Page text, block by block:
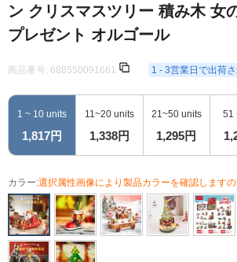
ン クリスマスツリー 積み木 女
プレゼント オルゴール
商品番号: 688550091661 1 - 3営業日で出荷
1 ~ 10 units
1,817円
11~20 units
1,338円
21~50 units
1,295円
51
カラー:選択属性画像により製品カラーを確認しますの